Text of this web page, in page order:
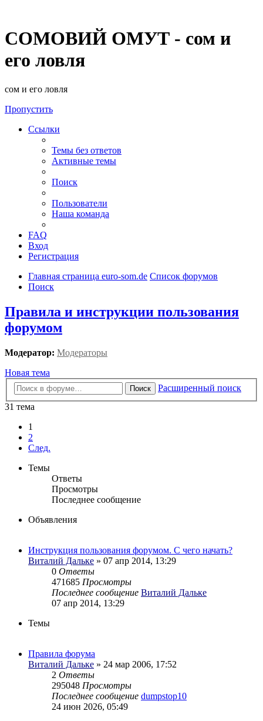
СОМОВИЙ ОМУТ - сом и
его ловля
сом и его ловля
Пропустить
Ссылки
Темы без ответов
Активные темы
Поиск
Пользователи
Наша команда
FAQ
Вход
Регистрация
Главная страница euro-som.de Список форумов
Поиск
Правила и инструкции пользования
форумом
Модератор: Модераторы
Новая тема
Поиск
Расширенный поиск
31 тема
1
2
След.
Темы
Ответы
Просмотры
Последнее сообщение
Объявления
Инструкция пользования форумом. С чего начать?
Виталий Дальке » 07 апр 2014, 13:29
0 Ответы
471685 Просмотры
Последнее сообщение Виталий Дальке
07 апр 2014, 13:29
Темы
Правила форума
Виталий Дальке » 24 мар 2006, 17:52
2 Ответы
295048 Просмотры
Последнее сообщение dumpstop10
24 июн 2026, 05:49